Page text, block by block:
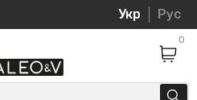
Укр Рус
0